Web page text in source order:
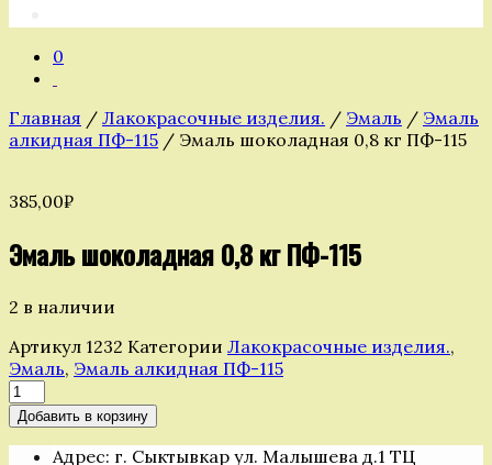
0
Главная / Лакокрасочные изделия. / Эмаль / Эмаль
алкидная ПФ-115 / Эмаль шоколадная 0,8 кг ПФ-115
385,00₽
Эмаль шоколадная 0,8 кг ПФ-115
2 в наличии
Артикул 1232 Категории Лакокрасочные изделия.,
Эмаль, Эмаль алкидная ПФ-115
Количество
товара
Эмаль
шоколадная
Добавить в корзину
Адрес: г. Сыктывкар ул. Малышева д.1 ТЦ